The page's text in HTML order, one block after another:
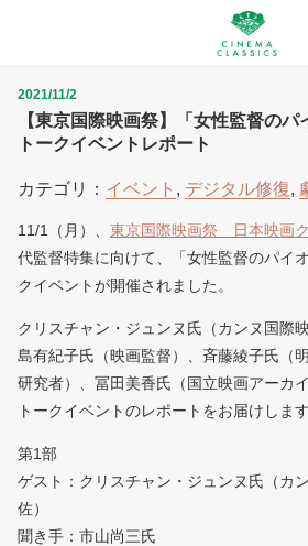
【東京国際映画祭】「女性監督の
トークイベントレポート
2021/11/2
カテゴリ： イベント , デジタル修復,
11/1（月）、 東京国際映画祭 日本映画
代監督特集に向けて、「女性監督のパイ
クイベントが開催されました。
クリスチャン・ジュンヌ氏（カンヌ国際
島有紀子氏（映画監督）、斉藤綾子氏（
研究者）、冨田美香氏（国立映画アーカ
トークイベントのレポートをお届けします
第1部
ゲスト：クリスチャン・ジュンヌ氏（カ
佐）
聞き手：市山尚三氏